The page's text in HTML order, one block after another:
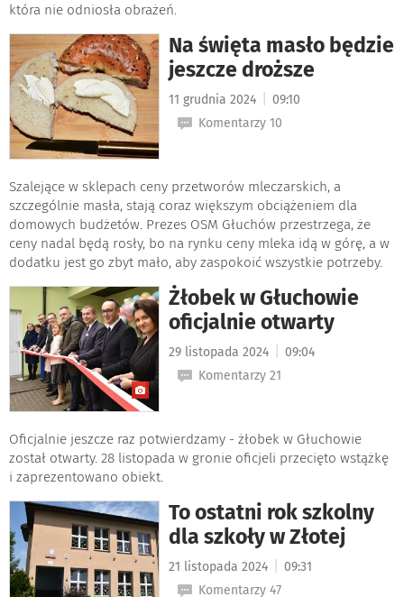
która nie odniosła obrażeń.
Na święta masło będzie
jeszcze droższe
11 grudnia 2024
09:10
Komentarzy 10
Szalejące w sklepach ceny przetworów mleczarskich, a
szczególnie masła, stają coraz większym obciążeniem dla
domowych budżetów. Prezes OSM Głuchów przestrzega, że
ceny nadal będą rosły, bo na rynku ceny mleka idą w górę, a w
dodatku jest go zbyt mało, aby zaspokoić wszystkie potrzeby.
Żłobek w Głuchowie
oficjalnie otwarty
29 listopada 2024
09:04
Komentarzy 21
Oficjalnie jeszcze raz potwierdzamy - żłobek w Głuchowie
został otwarty. 28 listopada w gronie oficjeli przecięto wstążkę
i zaprezentowano obiekt.
To ostatni rok szkolny
dla szkoły w Złotej
21 listopada 2024
09:31
Komentarzy 47